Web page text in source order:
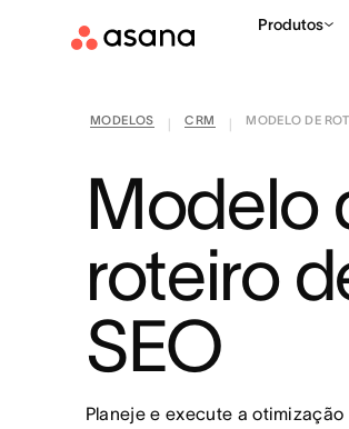
Produtos
MODELOS CRM MODELO DE
Modelo
roteiro
SEO
Planeje e execute a otimização